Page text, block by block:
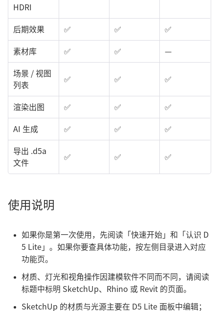
HDRI
后期效果 ✅ ✅ ✅
素材库 ✅ ✅ —
场景 / 视图
列表
✅ ✅ ✅
渲染出图 ✅ ✅ ✅
AI 生成 ✅ ✅ ✅
导出 .d5a
文件
✅ ✅ ✅
使用说明
如果你是第一次使用，先阅读「快速开始」和「认识 D
5 Lite」。如果你要查具体功能，按左侧目录进入对应
功能页。
材质、灯光和视角操作因建模软件不同而不同，请阅读
标题中标明 SketchUp、Rhino 或 Revit 的页面。
SketchUp 的材质与光源主要在 D5 Lite 面板中编辑；